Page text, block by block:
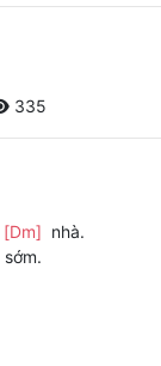
335
[Dm] nhà.
sớm.